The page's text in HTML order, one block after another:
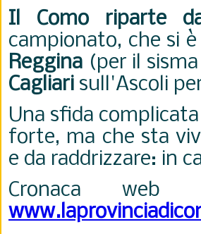
Il Como riparte
campionato, che si
Reggina (per il
Cagliari sull'Ascoli
Una sfida
forte, ma che sta
e da raddrizzare: in
Cronaca